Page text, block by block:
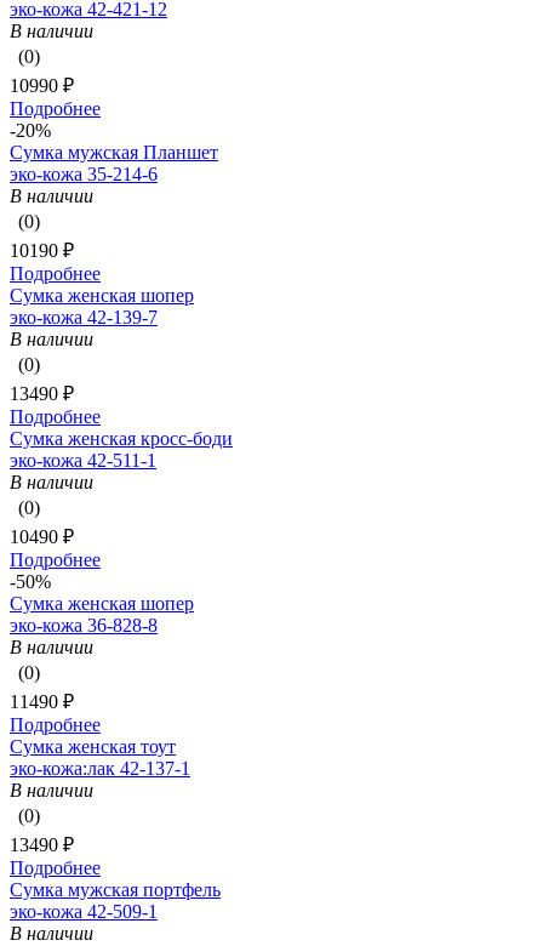
эко-кожа 42-421-12
В наличии
(0)
10990 ₽
Подробнее
-20%
Сумка мужская Планшет
эко-кожа 35-214-6
В наличии
(0)
10190 ₽
Подробнее
Сумка женская шопер
эко-кожа 42-139-7
В наличии
(0)
13490 ₽
Подробнее
Сумка женская кросс-боди
эко-кожа 42-511-1
В наличии
(0)
10490 ₽
Подробнее
-50%
Сумка женская шопер
эко-кожа 36-828-8
В наличии
(0)
11490 ₽
Подробнее
Сумка женская тоут
эко-кожа:лак 42-137-1
В наличии
(0)
13490 ₽
Подробнее
Сумка мужская портфель
эко-кожа 42-509-1
В наличии